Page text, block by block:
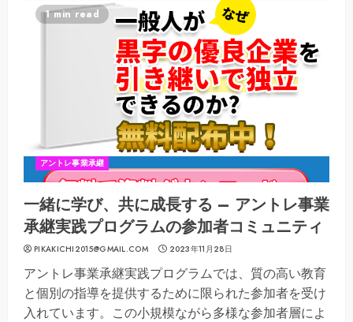
1 min read
アントレ事業承継
一緒に学び、共に成長する – アントレ事業
承継実践プログラムの参加者コミュニティ
PIKAKICHI2015@GMAIL.COM 2023年11月28日
アントレ事業承継実践プログラムでは、質の高い教育
と個別の指導を提供するために限られた参加者を受け
入れています。この小規模ながら多様な参加者層によ